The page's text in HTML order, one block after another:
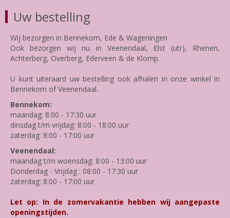
Uw bestelling
Wij bezorgen in Bennekom, Ede & Wageningen
Ook bezorgen wij nu in Veenendaal, Elst (utr), Rhenen,
Achterberg, Overberg, Ederveen & de Klomp.
U kunt uiteraard uw bestelling ook afhalen in onze winkel in
Bennekom of Veenendaal.
Bennekom:
maandag: 8:00 - 17:30 uur
dinsdag t/m vrijdag: 8:00 - 18:00 uur
zaterdag: 8:00 - 17:00 uur
Veenendaal:
maandag t/m woensdag: 8:00 - 13:00 uur
Donderdag - Vrijdag : 08:00 - 17:30 uur
zaterdag: 8:00 - 17:00 uur
Let op: In de zomervakantie hebben wij aangepaste
openingstijden.